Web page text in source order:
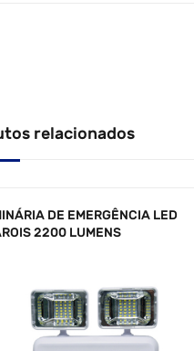
relacionados
DE EMERGÊNCIA LED
2200 LUMENS